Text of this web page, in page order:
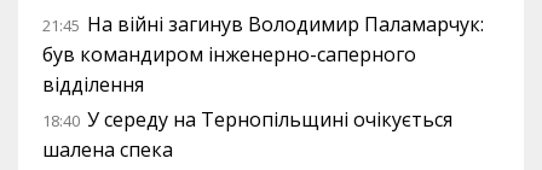
21:45 На війні загинув Володимир Паламарчук:
був командиром інженерно-саперного
відділення
18:40 У середу на Тернопільщині очікується
шалена спека